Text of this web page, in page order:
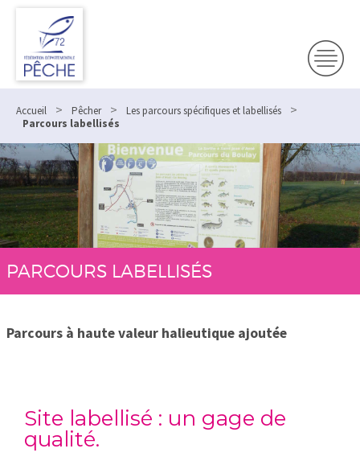
Accueil > Pêcher > Les parcours spécifiques et labellisés >
Parcours labellisés
PARCOURS LABELLISÉS
Parcours à haute valeur halieutique ajoutée
Site labellisé : un gage de
qualité.